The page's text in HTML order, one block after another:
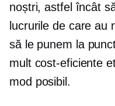
noștri, astfel încât
lucrurile de care au
să le punem la
mult cost-eficiente
mod posibil.